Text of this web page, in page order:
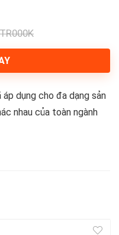
áp dụng cho đa dạng sản
nhau của toàn ngành